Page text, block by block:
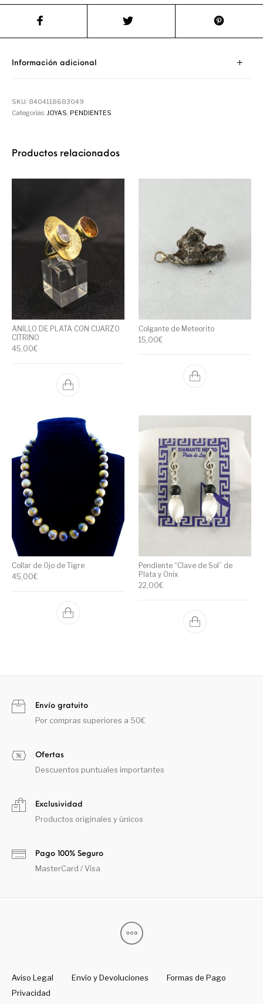
Información adicional
SKU: 8404118683049
Categorías:JOYAS, PENDIENTES
Productos relacionados
ANILLO DE PLATA CON CUARZO
CITRINO
45,00€
Colgante de Meteorito
15,00€
Collar de Ojo de Tigre
45,00€
Pendiente “Clave de Sol” de
Plata y Onix
22,00€
Envío gratuito
Por compras superiores a 50€
Ofertas
Descuentos puntuales importantes
Exclusividad
Productos originales y únicos
Pago 100% Seguro
MasterCard / Visa
Aviso Legal Envío y Devoluciones
Formas de Pago
Privacidad